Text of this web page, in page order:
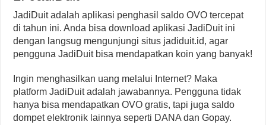
JadiDuit adalah aplikasi penghasil saldo OVO tercepat
di tahun ini. Anda bisa download aplikasi JadiDuit ini
dengan langsug mengunjungi situs jadiduit.id, agar
pengguna JadiDuit bisa mendapatkan koin yang banyak!
Ingin menghasilkan uang melalui Internet? Maka
platform JadiDuit adalah jawabannya. Pengguna tidak
hanya bisa mendapatkan OVO gratis, tapi juga saldo
dompet elektronik lainnya seperti DANA dan Gopay.